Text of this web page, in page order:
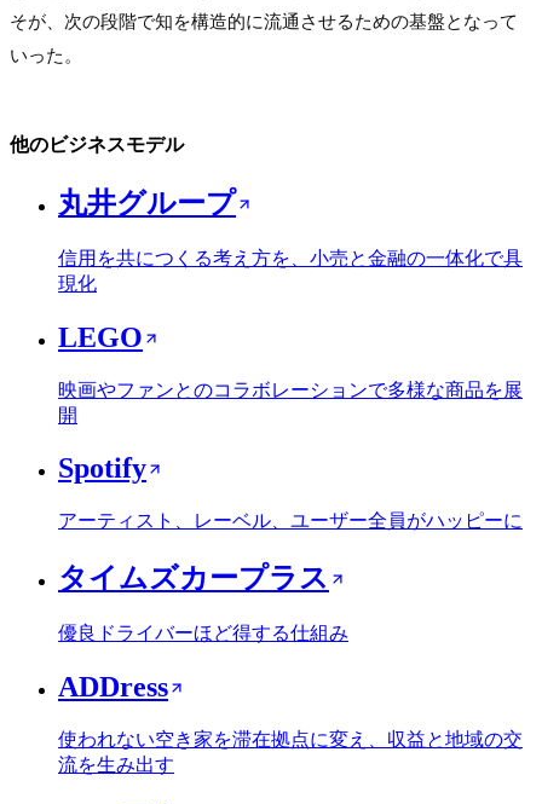
そが、次の段階で知を構造的に流通させるための基盤となって
いった。
他のビジネスモデル
丸井グループ
信用を共につくる考え方を、小売と金融の一体化で具
現化
LEGO
映画やファンとのコラボレーションで多様な商品を展
開
Spotify
アーティスト、レーベル、ユーザー全員がハッピーに
タイムズカープラス
優良ドライバーほど得する仕組み
ADDress
使われない空き家を滞在拠点に変え、収益と地域の交
流を生み出す